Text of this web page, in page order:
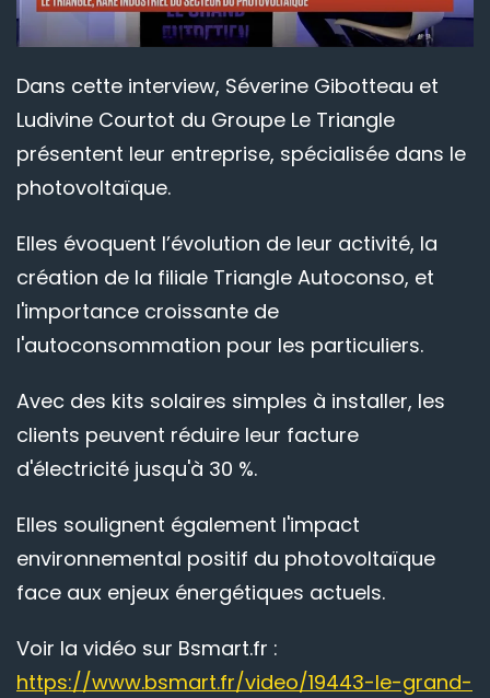
Dans cette interview, Séverine Gibotteau et
Ludivine Courtot du Groupe Le Triangle
présentent leur entreprise, spécialisée dans le
photovoltaïque.
Elles évoquent l’évolution de leur activité, la
création de la filiale Triangle Autoconso, et
l'importance croissante de
l'autoconsommation pour les particuliers.
Avec des kits solaires simples à installer, les
clients peuvent réduire leur facture
d'électricité jusqu'à 30 %.
Elles soulignent également l'impact
environnemental positif du photovoltaïque
face aux enjeux énergétiques actuels.
Voir la vidéo sur Bsmart.fr :
https://www.bsmart.fr/video/19443-le-grand-